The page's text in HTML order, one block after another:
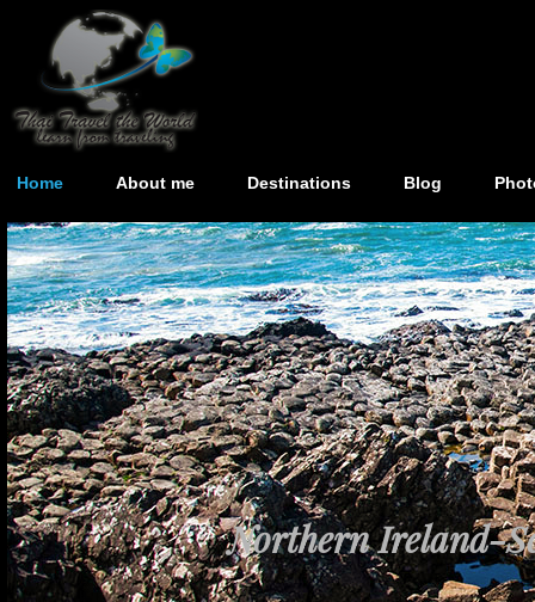
Home About me Destinations Blog
Northern Ireland-